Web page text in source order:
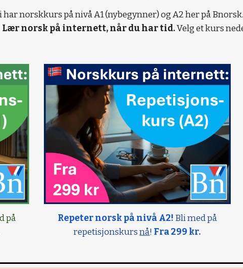
har norskkurs på nivå A1 (nybegynner) og A2 her på
Lær norsk på internett, når du har tid.Velg et kurs
på
Repeter norsk på nivå A2! Bli med på
repetisjonskursnå! Fra 299 kr.